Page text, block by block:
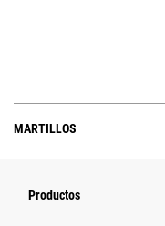
MARTILLOS
Productos